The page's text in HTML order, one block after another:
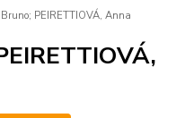
Bruno; PEIRETTIOVÁ, Anna